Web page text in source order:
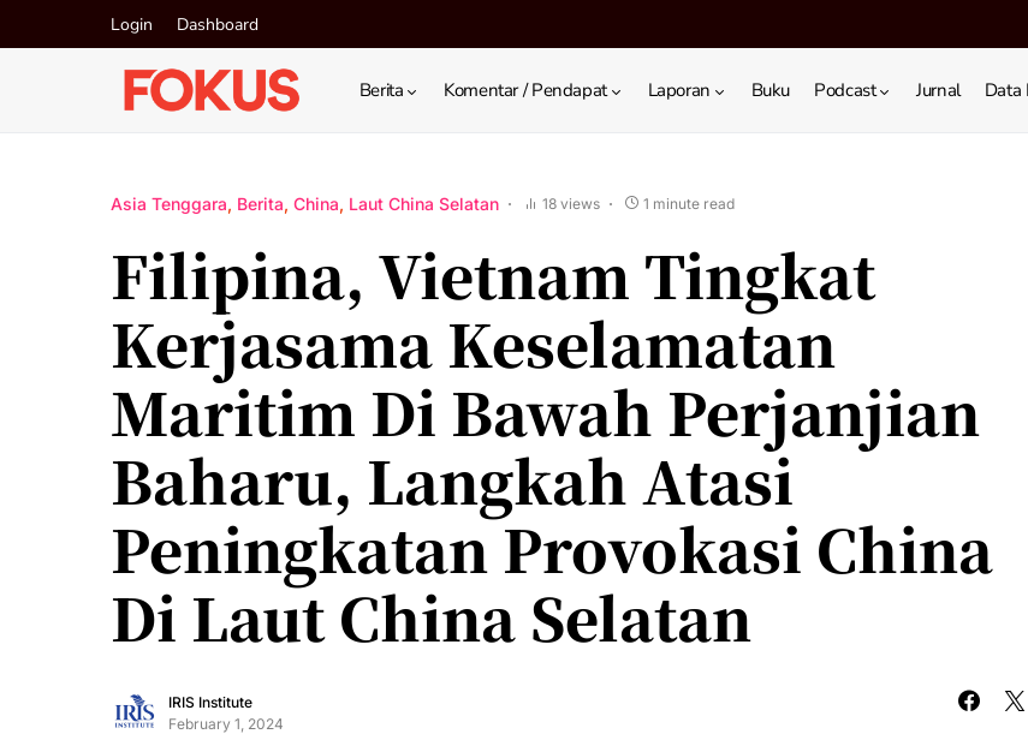
Login Dashboard
Berita Komentar / Pendapat Laporan Buku Podcast Jurnal Data
Asia Tenggara Berita China Laut China Selatan 18 views 1 minute read
Filipina, Vietnam Tingkat
Kerjasama Keselamatan
Maritim Di Bawah Perjanjian
Baharu, Langkah Atasi
Peningkatan Provokasi China
Di Laut China Selatan
IRIS Institute
February 1, 2024